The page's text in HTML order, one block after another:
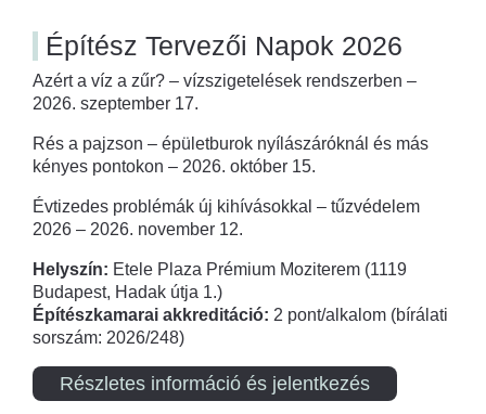
Építész Tervezői Napok 2026
Azért a víz a zűr? – vízszigetelések rendszerben –
2026. szeptember 17.
Rés a pajzson – épületburok nyílászáróknál és más
kényes pontokon – 2026. október 15.
Évtizedes problémák új kihívásokkal – tűzvédelem
2026 – 2026. november 12.
Helyszín: Etele Plaza Prémium Moziterem (1119
Budapest, Hadak útja 1.)
Építészkamarai akkreditáció: 2 pont/alkalom (bírálati
sorszám: 2026/248)
Részletes információ és jelentkezés